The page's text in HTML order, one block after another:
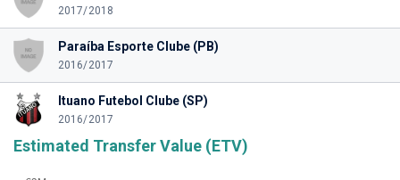
2017/2018
Paraíba Esporte Clube (PB)
2016/2017
Ituano Futebol Clube (SP)
2016/2017
Estimated Transfer Value (ETV)